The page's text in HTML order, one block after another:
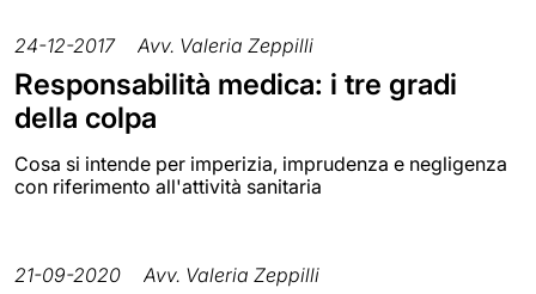
24-12-2017 Avv. Valeria Zeppilli
Responsabilità medica: i tre gradi
della colpa
Cosa si intende per imperizia, imprudenza e negligenza
con riferimento all'attività sanitaria
21-09-2020 Avv. Valeria Zeppilli